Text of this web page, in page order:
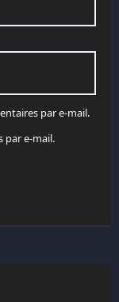
par e-mail.
par e-mail.